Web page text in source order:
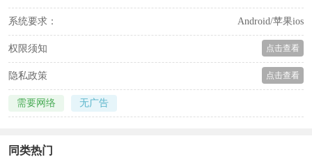
系统要求： Android/苹果ios
权限须知 点击查看
隐私政策 点击查看
需要网络 无广告
同类热门